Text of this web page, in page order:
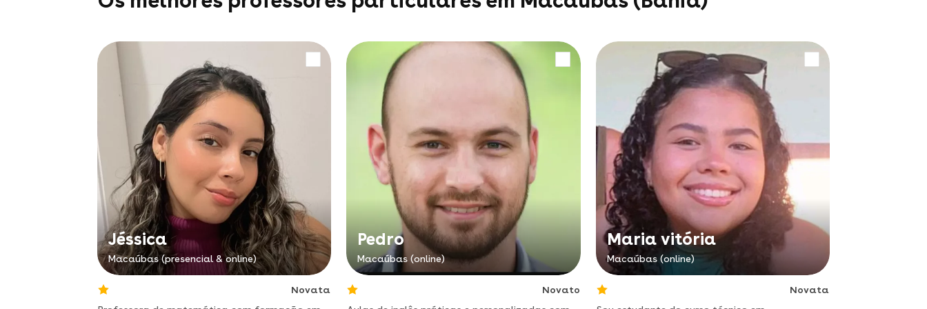
Jéssica
Macaúbas (presencial & online)
Novata
Pedro
Macaúbas (online)
Novato
Maria vitória
Macaúbas (online)
Novata